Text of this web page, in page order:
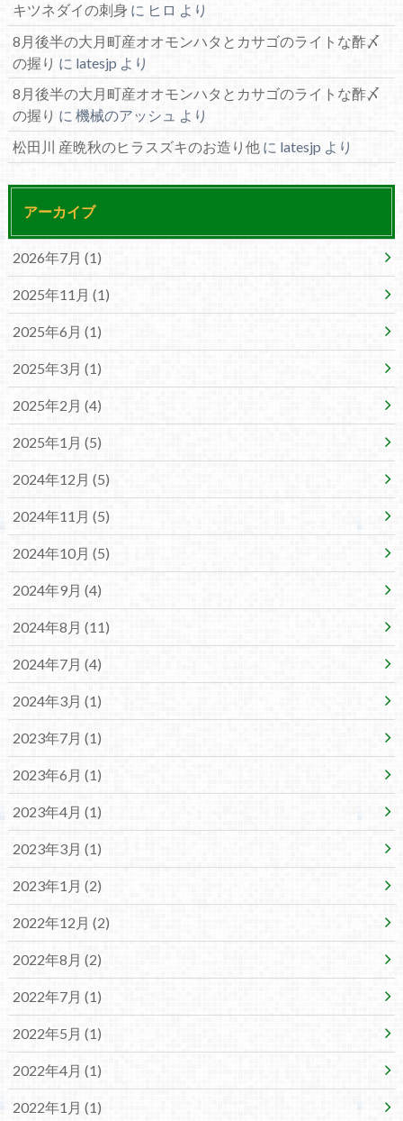
キツネダイの刺身 に ヒロ より
8月後半の大月町産オオモンハタとカサゴのライトな酢〆
の握り に latesjp より
8月後半の大月町産オオモンハタとカサゴのライトな酢〆
の握り に 機械のアッシュ より
松田川 産晩秋のヒラスズキのお造り他に latesjp より
アーカイブ
2026年7月 (1)
2025年11月 (1)
2025年6月 (1)
2025年3月 (1)
2025年2月 (4)
2025年1月 (5)
2024年12月 (5)
2024年11月 (5)
2024年10月 (5)
2024年9月 (4)
2024年8月 (11)
2024年7月 (4)
2024年3月 (1)
2023年7月 (1)
2023年6月 (1)
2023年4月 (1)
2023年3月 (1)
2023年1月 (2)
2022年12月 (2)
2022年8月 (2)
2022年7月 (1)
2022年5月 (1)
2022年4月 (1)
2022年1月 (1)